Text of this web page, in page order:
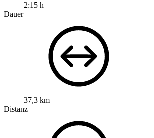
2:15 h
Dauer
37,3 km
Distanz